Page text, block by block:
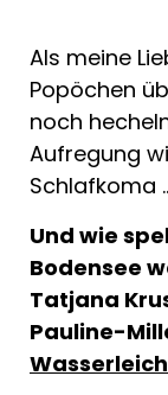
Als meine
Popöchen
noch
Aufregung
Schlafkoma
Und wie
Bodensee
Tatjana
Pauline-